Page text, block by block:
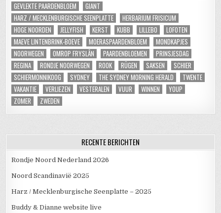
GEVLEKTE PAARDENBLOEM
GIANT
HARZ / MECKLENBURGISCHE SEENPLATTE
HERBARIUM FRISICUM
HOGE NOORDEN
JELLYFISH KERST KUBB LILLEBO
LOFOTEN
MAEVE LINTENBRINK-BOEVE
MOERASPAARDENBLOEM
MONDKAPJES
NOORWEGEN
OMROP FRYSLÂN PAARDENBLOEMEN
PRINSJESDAG
REGINA
RONDJE NOORWEGEN ROOK RÜGEN SAKSEN
SCHIER
SCHIERMONNIKOOG
SYDNEY THE SYDNEY MORNING HERALD
TWENTE
VAKANTIE
VERLIEZEN VESTERALEN VUUR WINNEN
YOUP
ZOMER
ZWEDEN
RECENTE BERICHTEN
Rondje Noord Nederland 2026
Noord Scandinavië 2025
Harz / Mecklenburgische Seenplatte – 2025
Buddy & Dianne website live